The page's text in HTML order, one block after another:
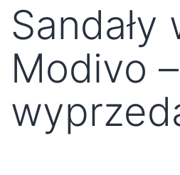
Sandały
Modivo